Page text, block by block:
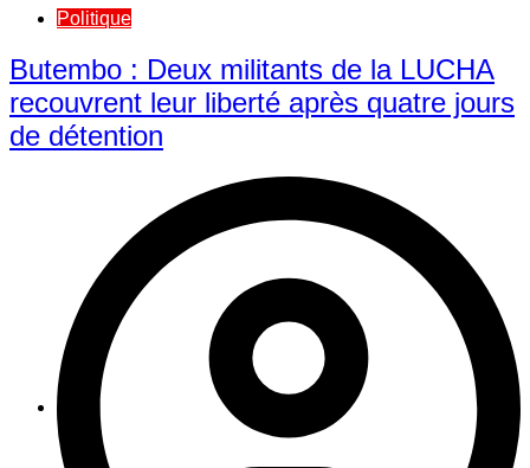
Politique
Butembo : Deux militants de la LUCHA
recouvrent leur liberté après quatre jours
de détention